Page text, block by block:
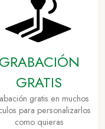
GRABACIÓN
GRATIS
gratis en muchos
para personalizarlos
como quieras